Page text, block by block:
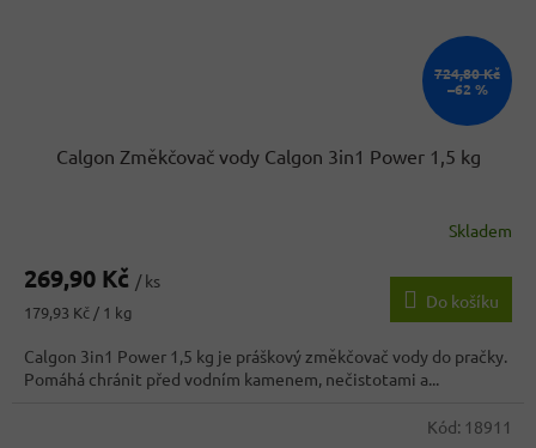
724,80 Kč
–62 %
Calgon Změkčovač vody Calgon 3in1 Power 1,5 kg
Skladem
269,90 Kč / ks
Měrná
179,93 Kč / 1 kg
Do košíku
Calgon 3in1 Power 1,5 kg je práškový změkčovač vody do pračky.
Pomáhá chránit před vodním kamenem, nečistotami a...
Kód: 18911